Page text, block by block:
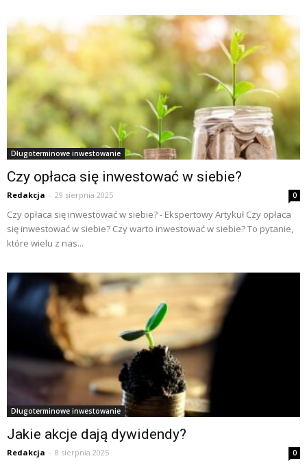
Długoterminowe inwestowanie
Czy opłaca się inwestować w siebie?
Redakcja - 29 sierpnia 2025 0
Czy opłaca się inwestować w siebie? - Ekspertowy Artykuł Czy opłaca
się inwestować w siebie? Czy warto inwestować w siebie? To pytanie,
które wielu z nas...
Długoterminowe inwestowanie
Jakie akcje dają dywidendy?
Redakcja - 8 sierpnia 2025 0